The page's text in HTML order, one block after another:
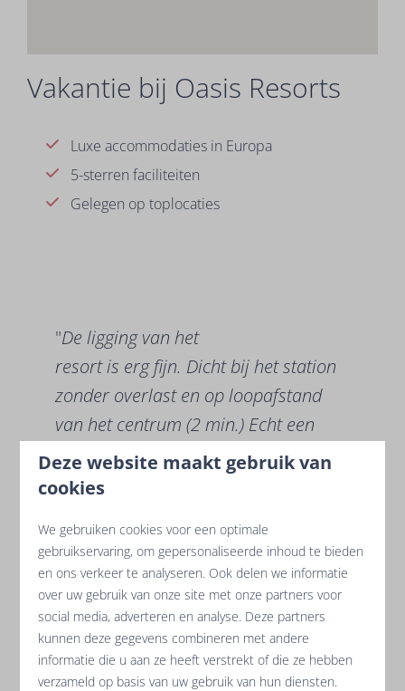
Vakantie bij Oasis Resorts
Luxe accommodaties in Europa
5-sterren faciliteiten
Gelegen op toplocaties
"De ligging van het
resort is erg fijn. Dicht bij het station
zonder overlast en op loopafstand
van het centrum (2 min.) Echt een
aanrader!!"
Pers.opOasis Princess Bergfrieden
Hoe bereikt u onze resorts?
De reis naar uw bestemming is onderdeel van de
vakantiepret. Daarom zorgen wij ervoor dat onze
Deze website maakt gebruik van
cookies
We gebruiken cookies voor een optimale
gebruikservaring, om gepersonaliseerde inhoud te bieden
en ons verkeer te analyseren. Ook delen we informatie
over uw gebruik van onze site met onze partners voor
social media, adverteren en analyse. Deze partners
kunnen deze gegevens combineren met andere
informatie die u aan ze heeft verstrekt of die ze hebben
verzameld op basis van uw gebruik van hun diensten.